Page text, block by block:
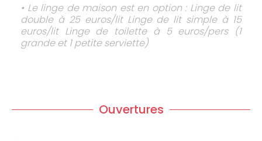
• Le linge de maison est en option : Linge de lit
double à 25 euros/lit Linge de lit simple à 15
euros/lit Linge de toilette à 5 euros/pers (1
grande et 1 petite serviette)
Ouvertures